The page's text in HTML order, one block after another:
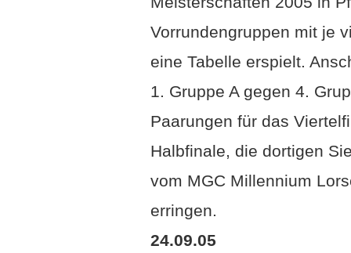
Meisterschaften 2005 in
Vorrundengruppen mit je
eine Tabelle erspielt.
1. Gruppe A gegen 4.
Paarungen für das
Halbfinale, die dortigen
vom MGC Millennium
erringen.
24.09.05